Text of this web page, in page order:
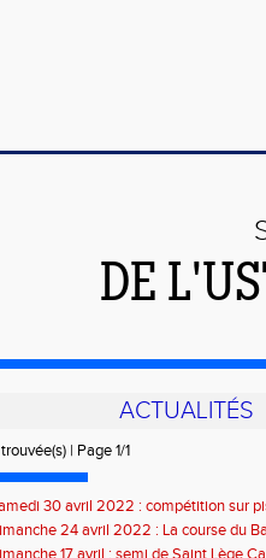
DE
ACTUALITÉS
| Page 1/1
30 avril 2022 : compétition sur
24 avril 2022 : La course du